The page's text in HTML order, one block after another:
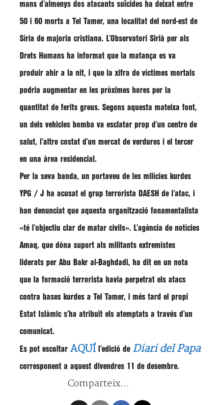
mans d’almenys dos atacants suïcides ha deixat entre
50 i 60 morts a Tel Tamer, una localitat del nord-est de
Síria de majoria cristiana. L’Observatori Sirià per als
Drets Humans ha informat que la matança es va
produir ahir a la nit, i que la xifra de víctimes mortals
podria augmentar en les pròximes hores per la
quantitat de ferits greus. Segons aquesta mateixa font,
un dels vehicles bomba va esclatar prop d’un centre de
salut, l’altre costat d’un mercat de verdures i el tercer
en una àrea residencial.
Per la seva banda, un portaveu de les milícies kurdes
YPG / J ha acusat el grup terrorista DAESH de l’atac, i
han denunciat que aquesta organització fonamentalista
«té l’objectiu clar de matar civils». L’agència de notícies
Amaq, que dóna suport als militants extremistes
liderats per Abu Bakr al-Baghdadi, ha dit en un nota
que la formació terrorista havia perpetrat els atacs
contra bases kurdes a Tel Tamer, i més tard el propi
Estat Islàmic s’ha atribuït els atemptats a través d’un
comunicat.
Es pot escoltar AQUÍ l’edició de Diari del Papa
corresponent a aquest divendres 11 de desembre.
Comparteix...